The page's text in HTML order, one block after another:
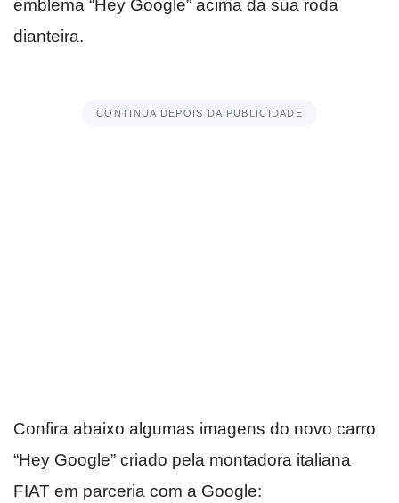
emblema “Hey Google” acima da sua roda
dianteira.
CONTINUA DEPOIS DA PUBLICIDADE
Confira abaixo algumas imagens do novo carro
“Hey Google” criado pela montadora italiana
FIAT em parceria com a Google: